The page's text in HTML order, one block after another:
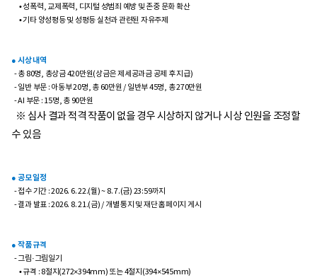
• 성폭력, 교제폭력, 디지털 성범죄 예방 및 존중 문화 확산
• 기타 양성평등 및 성평등 실천과 관련된 자유주제
● 시상 내역
- 총 80명, 총상금 420만원(상금은 제세공과금 공제 후 지급)
- 일반 부문 : 아동부 20명, 총 60만원 / 일반부 45명, 총 270만원
- AI 부문 : 15명, 총 90만원
※ 심사 결과 적격 작품이 없을 경우 시상하지 않거나 시상 인원을 조정할
수 있음
● 공모 일정
- 접수 기간 : 2026. 6. 22.(월) ~ 8. 7.(금) 23:59까지
- 결과 발표 : 2026. 8. 21.(금) / 개별 통지 및 재단 홈페이지 게시
● 작품 규격
- 그림·그림일기
• 규격 : 8절지(272×394mm) 또는 4절지(394×545mm)